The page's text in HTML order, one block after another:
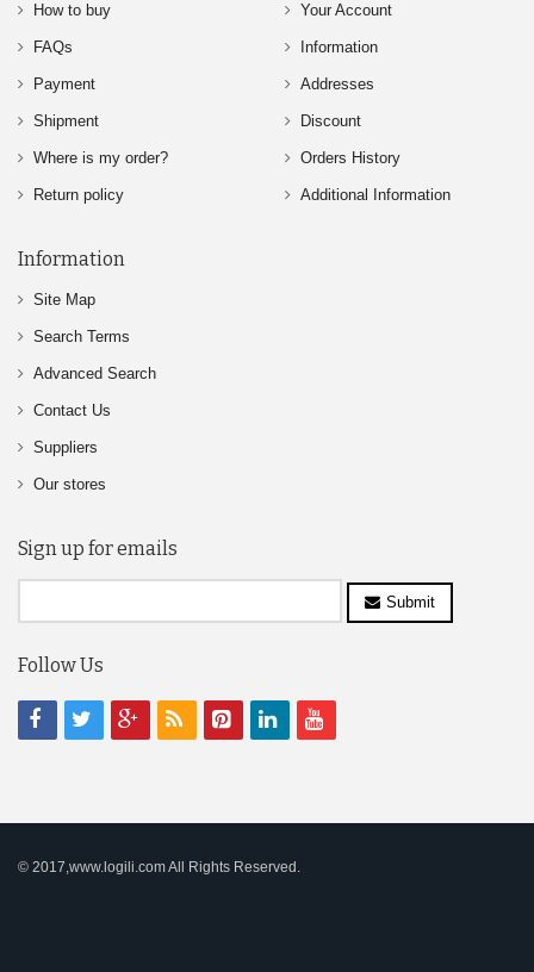
How to buy
FAQs
Payment
Shipment
Where is my order?
Return policy
Your Account
Information
Addresses
Discount
Orders History
Additional Information
Information
Site Map
Search Terms
Advanced Search
Contact Us
Suppliers
Our stores
Sign up for emails
Submit
Follow Us
© 2017,www.logili.com All Rights Reserved.